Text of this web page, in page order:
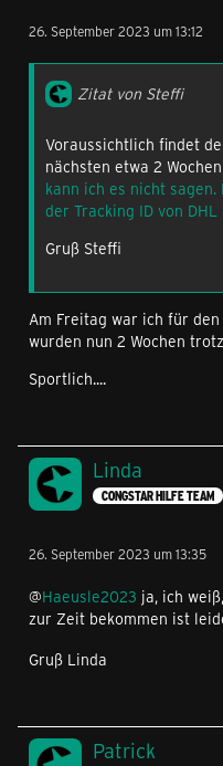
26. September 2023 um 13:12
Zitat von Steffi
Voraussichtlich findet
nächsten etwa 2
kann ich es nicht
der Tracking ID von
Gruß Steffi
Am Freitag war ich für
wurden nun 2 Wochen
Sportlich....
Linda
CONGSTAR HILFE TEAM
26. September 2023 um 13:35
@Haeusle2023 ja, ich
zur Zeit bekommen ist
Gruß Linda
Patrick